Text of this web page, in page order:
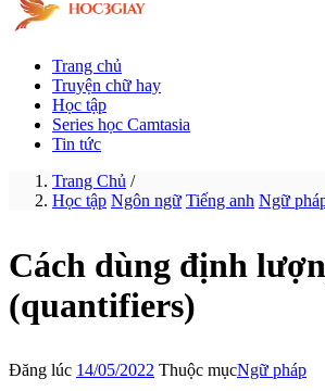
Trang chủ
Truyện chữ hay
Học tập
Series học Camtasia
Tin tức
Trang Chủ /
Học tập Ngôn ngữ Tiếng anh Ngữ
Cách dùng định
(quantifiers)
Đăng lúc 14/05/2022 Thuộc mụcNgữ pháp